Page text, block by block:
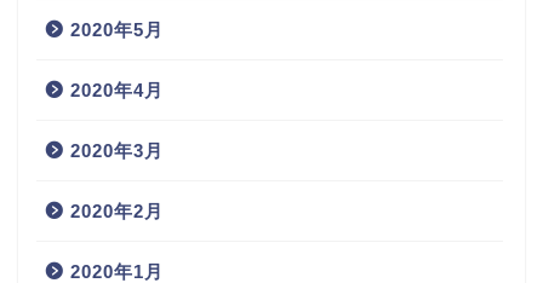
2020年5月
2020年4月
2020年3月
2020年2月
2020年1月